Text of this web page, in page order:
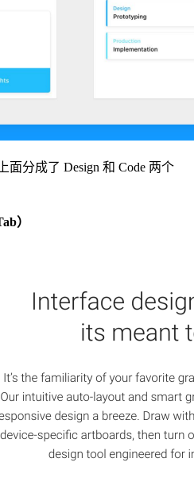
分成了 Design 和 Code 两个
）